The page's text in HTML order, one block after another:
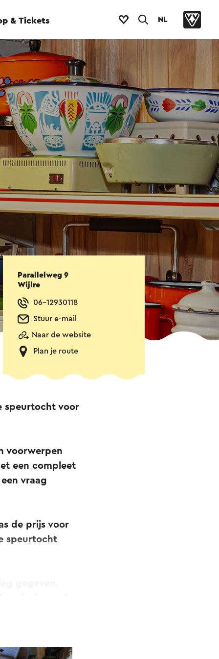
& Tickets NL
Parallelweg 9
Wijlre
06-12930118
Stuur e-mail
Naar de website
Plan je route
speurtocht voor
voorwerpen
een compleet
vraag
de prijs voor
speurtocht
van de bakker.